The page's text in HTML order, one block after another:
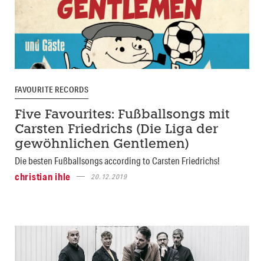
FAVOURITE RECORDS
Five Favourites: Fußballsongs mit
Carsten Friedrichs (Die Liga der
gewöhnlichen Gentlemen)
Die besten Fußballsongs according to Carsten Friedrichs!
christian ihle
20.12.2019